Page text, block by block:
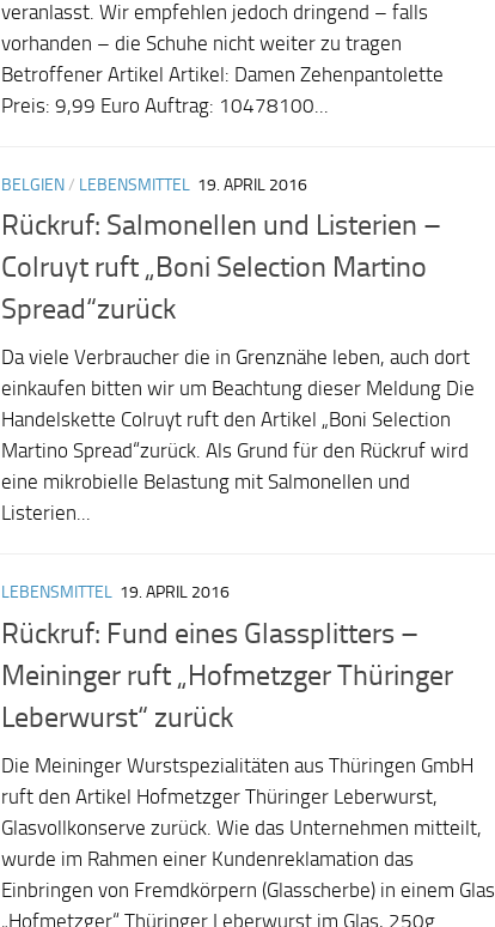
veranlasst. Wir empfehlen jedoch dringend – falls
vorhanden – die Schuhe nicht weiter zu tragen
Betroffener Artikel Artikel: Damen Zehenpantolette
Preis: 9,99 Euro Auftrag: 10478100...
BELGIEN/ LEBENSMITTEL 19. APRIL 2016
Rückruf: Salmonellen und Listerien –
Colruyt ruft „Boni Selection Martino
Spread“zurück
Da viele Verbraucher die in Grenznähe leben, auch dort
einkaufen bitten wir um Beachtung dieser Meldung Die
Handelskette Colruyt ruft den Artikel „Boni Selection
Martino Spread“zurück. Als Grund für den Rückruf wird
eine mikrobielle Belastung mit Salmonellen und
Listerien...
LEBENSMITTEL 19. APRIL 2016
Rückruf: Fund eines Glassplitters –
Meininger ruft „Hofmetzger Thüringer
Leberwurst“ zurück
Die Meininger Wurstspezialitäten aus Thüringen GmbH
ruft den Artikel Hofmetzger Thüringer Leberwurst,
Glasvollkonserve zurück. Wie das Unternehmen mitteilt,
wurde im Rahmen einer Kundenreklamation das
Einbringen von Fremdkörpern (Glasscherbe) in einem Glas
„Hofmetzger“ Thüringer Leberwurst im Glas, 250g